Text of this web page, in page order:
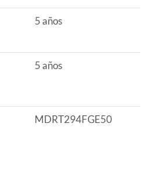
5 años
5 años
MDRT294FGE50